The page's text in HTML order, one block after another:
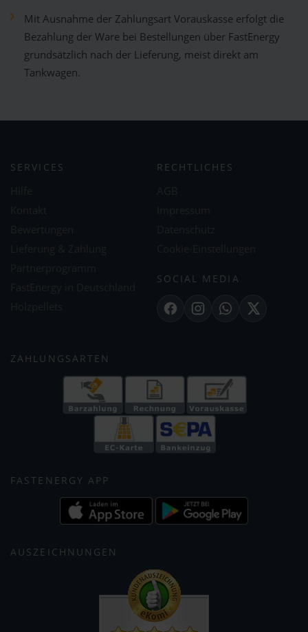
Mit Ausnahme der Zahlungsart Vorauskasse erfolgt die
Bezahlung der Ware bei Bestellungen über FastEnergy
grundsätzlich nach der Lieferung, meist direkt am
Tankwagen.
SERVICES RECHTLICHES
SOCIAL MEDIA
FacebookInstagramWhatsApp
X
ZAHLUNGSARTEN
FASTENERGY APP
AUSZEICHNUNGEN